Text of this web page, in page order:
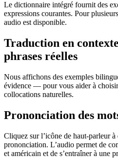
Le dictionnaire intégré fournit des
expressions courantes. Pour
audio est disponible.
Traduction en
phrases réelles
Nous affichons des exemples
évidence — pour vous aider à choisir
collocations naturelles.
Prononciation des
Cliquez sur l’icône de haut-parleur à
prononciation. L’audio permet de
et américain et de s’entraîner à une